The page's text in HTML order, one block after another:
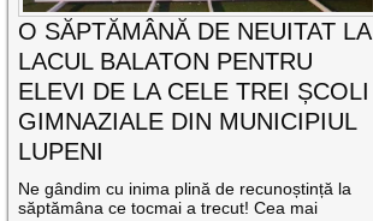
O SĂPTĂMÂNĂ DE NEUITAT LA
LACUL BALATON PENTRU
ELEVI DE LA CELE TREI ȘCOLI
GIMNAZIALE DIN MUNICIPIUL
LUPENI
Ne gândim cu inima plină de recunoștință la
săptămâna ce tocmai a trecut! Cea mai